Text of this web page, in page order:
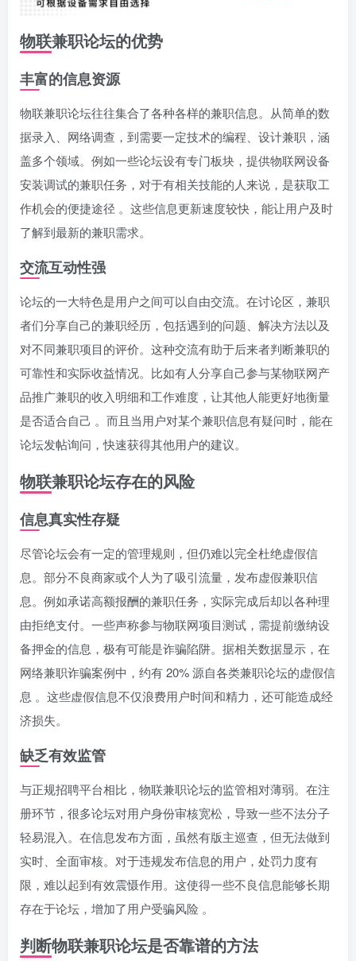
物联兼职论坛的优势
丰富的信息资源
物联兼职论坛往往集合了各种各样的兼职信息。从简单的数
据录入、网络调查，到需要一定技术的编程、设计兼职，涵
盖多个领域。例如一些论坛设有专门板块，提供物联网设备
安装调试的兼职任务，对于有相关技能的人来说，是获取工
作机会的便捷途径 。这些信息更新速度较快，能让用户及时
了解到最新的兼职需求。
交流互动性强
论坛的一大特色是用户之间可以自由交流。在讨论区，兼职
者们分享自己的兼职经历，包括遇到的问题、解决方法以及
对不同兼职项目的评价。这种交流有助于后来者判断兼职的
可靠性和实际收益情况。比如有人分享自己参与某物联网产
品推广兼职的收入明细和工作难度，让其他人能更好地衡量
是否适合自己 。而且当用户对某个兼职信息有疑问时，能在
论坛发帖询问，快速获得其他用户的建议。
物联兼职论坛存在的风险
信息真实性存疑
尽管论坛会有一定的管理规则，但仍难以完全杜绝虚假信
息。部分不良商家或个人为了吸引流量，发布虚假兼职信
息。例如承诺高额报酬的兼职任务，实际完成后却以各种理
由拒绝支付。一些声称参与物联网项目测试，需提前缴纳设
备押金的信息，极有可能是诈骗陷阱。据相关数据显示，在
网络兼职诈骗案例中，约有 20% 源自各类兼职论坛的虚假信
息 。这些虚假信息不仅浪费用户时间和精力，还可能造成经
济损失。
缺乏有效监管
与正规招聘平台相比，物联兼职论坛的监管相对薄弱。在注
册环节，很多论坛对用户身份审核宽松，导致一些不法分子
轻易混入。在信息发布方面，虽然有版主巡查，但无法做到
实时、全面审核。对于违规发布信息的用户，处罚力度有
限，难以起到有效震慑作用。这使得一些不良信息能够长期
存在于论坛，增加了用户受骗风险 。
判断物联兼职论坛是否靠谱的方法